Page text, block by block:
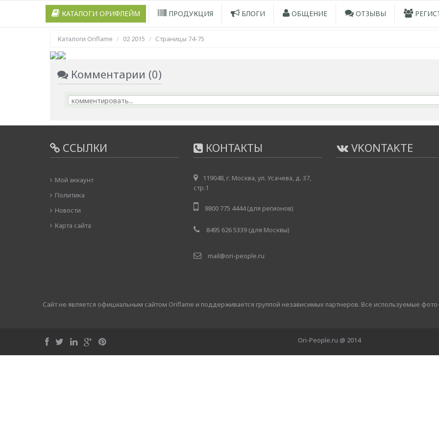
КАТАЛОГИ ОРИФЛЕЙМ ПРОДУКЦИЯ БЛОГИ ОБЩЕНИЕ ОТЗЫВЫ
Каталоги Oriflame 02 2015 Страницы 74-75
Комментарии (0)
ССЫЛКИ
Мой аккаунт
Политика
Новости
Карта сайта
КОНТАКТЫ
119048, г. Москва, ул. Усачева, д. 37,
стр.1
8800 775 4444 (для регионов)
8495 626 5339 (для Москвы)
mail@ori-people.ru
VKONTAKTE
Сайт не является официальным сайтом Oriflame и поддерживается группой независимых партнеров. Все используемые
Ori-People.ru @ 2014